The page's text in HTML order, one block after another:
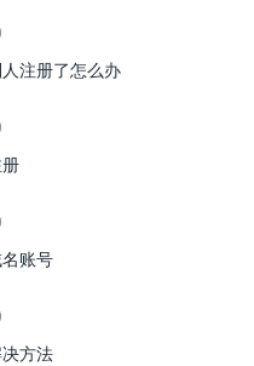
注册了怎么办
账号
方法